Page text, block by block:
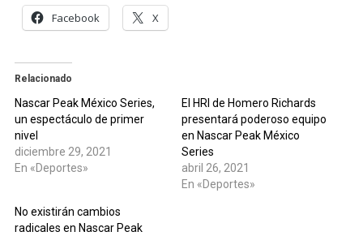
Facebook X
Relacionado
Nascar Peak México Series,
un espectáculo de primer
nivel
diciembre 29, 2021
En «Deportes»
El HRI de Homero Richards
presentará poderoso equipo
en Nascar Peak México
Series
abril 26, 2021
En «Deportes»
No existirán cambios
radicales en Nascar Peak